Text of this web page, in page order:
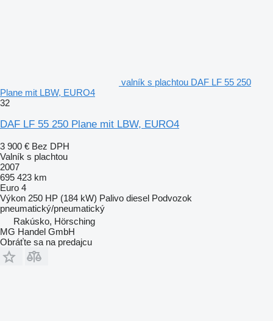
valník s plachtou DAF LF 55 250
Plane mit LBW, EURO4
32
DAF LF 55 250 Plane mit LBW, EURO4
3 900 € Bez DPH
Valník s plachtou
2007
695 423 km
Euro 4
Výkon 250 HP (184 kW) Palivo diesel Podvozok
pneumatický/pneumatický
Rakúsko, Hörsching
MG Handel GmbH
Obráťte sa na predajcu